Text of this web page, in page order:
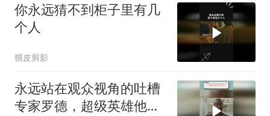
你永远猜不到柜子里有几
个人
猥皮剪影
永远站在观众视角的吐槽
专家罗德，超级英雄他都